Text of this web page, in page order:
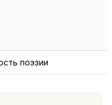
поэзии